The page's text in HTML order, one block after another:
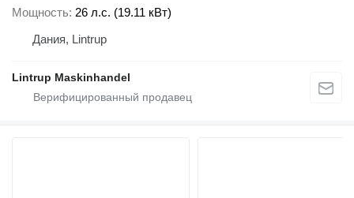
Мощность 26 л.с. (19.11 кВт)
Дания, Lintrup
Lintrup Maskinhandel